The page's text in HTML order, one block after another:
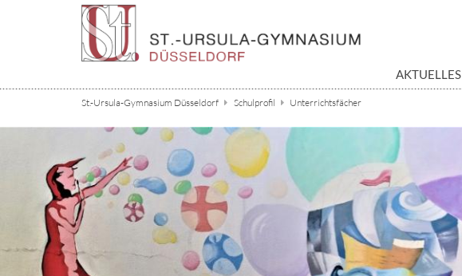
Zum Inhalt springen
AKTUELLES
St.-Ursula-Gymnasium Düsseldorf Schulprofil Unterrichtsfächer